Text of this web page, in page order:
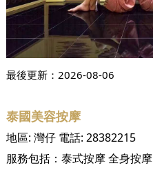
最後更新： 2026-08-06
泰國美容按摩
地區: 灣仔電話: 28382215
服務包括： 泰式按摩全身按摩